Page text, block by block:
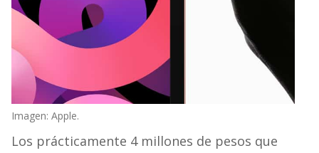
Imagen: Apple.
Los prácticamente 4 millones de pesos que